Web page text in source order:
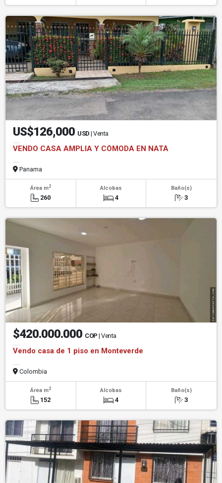
US$126,000 USD | Venta
VENDO CASA AMPLIA Y CÓMODA EN NATÁ
Panama
Área m2
260
Alcobas
4
Baño(s)
3
$420.000.000 COP | Venta
Vendo casa de 1 piso en Monteverde
Colombia
Área m2
152
Alcobas
4
Baño(s)
3